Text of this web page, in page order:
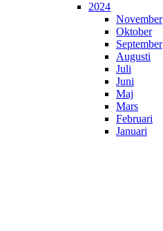
2024
November
Oktober
September
Augusti
Juli
Juni
Maj
Mars
Februari
Januari